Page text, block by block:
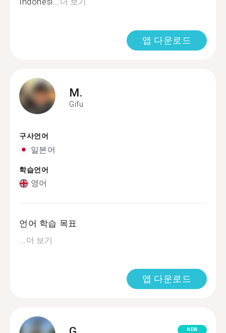
앱 다운로드
M.
Gifu
구사언어
일본어
학습언어
영어
언어 학습 목표
...더 보기
앱 다운로드
NEW